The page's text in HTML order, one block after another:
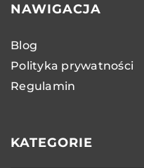
NAWIGACJA
Blog
Polityka prywatności
Regulamin
KATEGORIE